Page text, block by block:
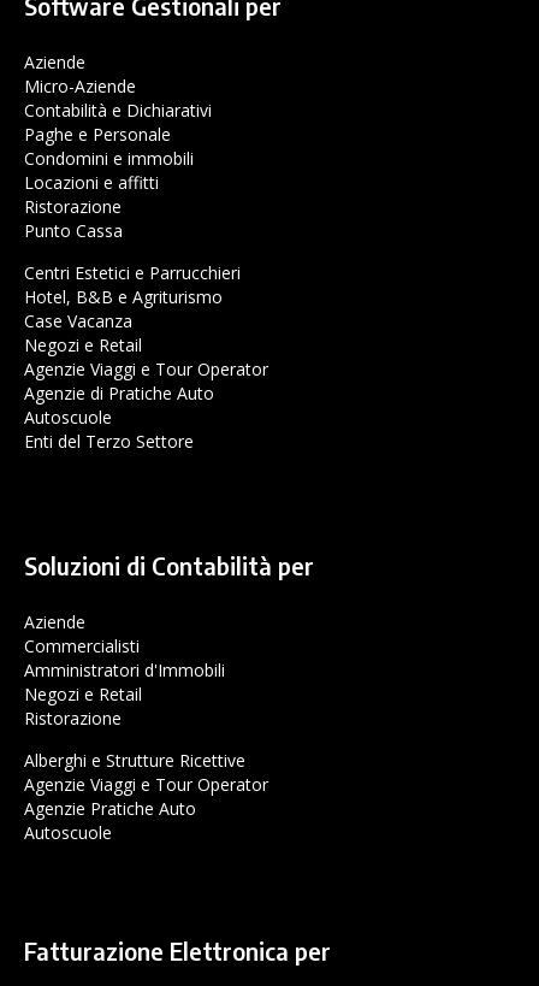
Aziende
Micro-Aziende
Contabilità e Dichiarativi
Paghe e Personale
Condomini e immobili
Locazioni e affitti
Ristorazione
Punto Cassa
Centri Estetici e Parrucchieri
Hotel, B&B e Agriturismo
Case Vacanza
Negozi e Retail
Agenzie Viaggi e Tour Operator
Agenzie di Pratiche Auto
Autoscuole
Enti del Terzo Settore
Soluzioni di Contabilità per
Aziende
Commercialisti
Amministratori d'Immobili
Negozi e Retail
Ristorazione
Alberghi e Strutture Ricettive
Agenzie Viaggi e Tour Operator
Agenzie Pratiche Auto
Autoscuole
Fatturazione Elettronica per